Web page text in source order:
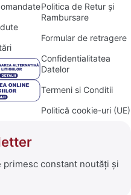
Politica de Retur și
Rambursare
Formular de retragere
Confidentialitatea
Datelor
Termeni si Conditii
Politică cookie-uri (UE)
constant noutăți și